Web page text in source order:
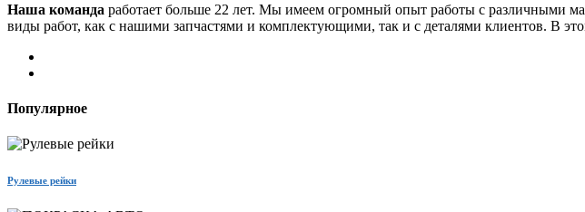
Наша команда работает больше 22 лет. Мы имеем огромный опыт работы с различными
виды работ, как с нашими запчастями и комплектующими, так и с деталями клиентов. В
Популярное
Рулевые рейки